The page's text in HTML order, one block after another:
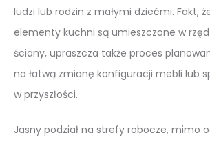
ludzi lub rodzin z małymi dziećmi. Fakt,
elementy kuchni są umieszczone w
ściany, upraszcza także proces
na łatwą zmianę konfiguracji mebli lub
w przyszłości.
Jasny podział na strefy robocze, mimo